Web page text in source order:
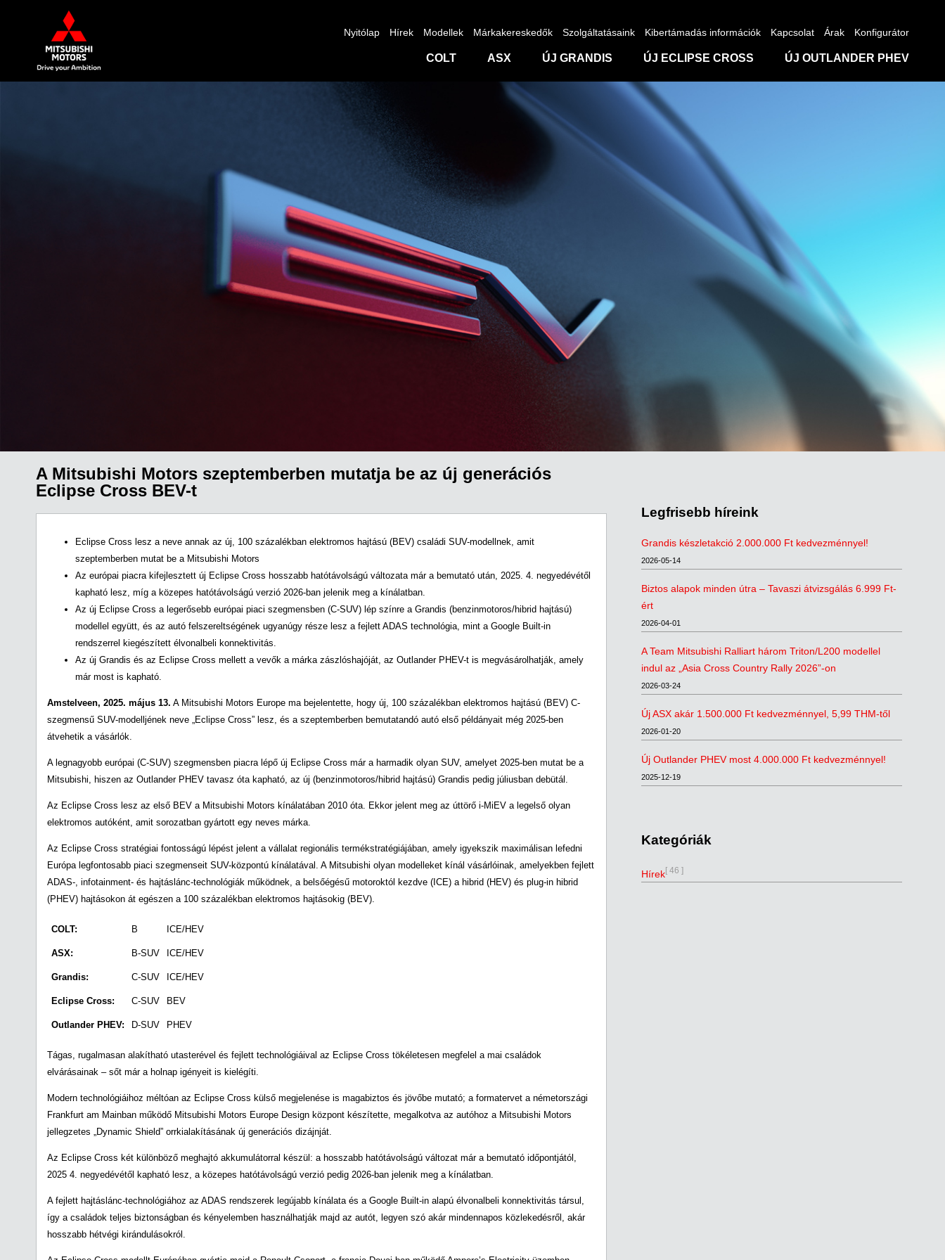
Nyitólap Hírek Modellek Márkakereskedők Szolgáltatásaink Kibertámadás információk Kapcsolat Árak Konfigurátor
COLT ASX ÚJ GRANDIS ÚJ ECLIPSE CROSS ÚJ OUTLANDER PHEV
A Mitsubishi Motors szeptemberben mutatja be az új generációs
Eclipse Cross BEV-t
Eclipse Cross lesz a neve annak az új, 100 százalékban elektromos hajtású (BEV) családi SUV-modellnek, amit
szeptemberben mutat be a Mitsubishi Motors
Az európai piacra kifejlesztett új Eclipse Cross hosszabb hatótávolságú változata már a bemutató után, 2025. 4. negyedévétől
kapható lesz, míg a közepes hatótávolságú verzió 2026-ban jelenik meg a kínálatban.
Az új Eclipse Cross a legerősebb európai piaci szegmensben (C-SUV) lép színre a Grandis (benzinmotoros/hibrid hajtású)
modellel együtt, és az autó felszereltségének ugyanúgy része lesz a fejlett ADAS technológia, mint a Google Built-in
rendszerrel kiegészített élvonalbeli konnektivitás.
Az új Grandis és az Eclipse Cross mellett a vevők a márka zászlóshajóját, az Outlander PHEV-t is megvásárolhatják, amely
már most is kapható.
Amstelveen, 2025. május 13. A Mitsubishi Motors Europe ma bejelentette, hogy új, 100 százalékban elektromos hajtású (BEV) C-
szegmensű SUV-modelljének neve „Eclipse Cross” lesz, és a szeptemberben bemutatandó autó első példányait még 2025-ben
átvehetik a vásárlók.
A legnagyobb európai (C-SUV) szegmensben piacra lépő új Eclipse Cross már a harmadik olyan SUV, amelyet 2025-ben mutat be a
Mitsubishi, hiszen az Outlander PHEV tavasz óta kapható, az új (benzinmotoros/hibrid hajtású) Grandis pedig júliusban debütál.
Az Eclipse Cross lesz az első BEV a Mitsubishi Motors kínálatában 2010 óta. Ekkor jelent meg az úttörő i-MiEV a legelső olyan
elektromos autóként, amit sorozatban gyártott egy neves márka.
Az Eclipse Cross stratégiai fontosságú lépést jelent a vállalat regionális termékstratégiájában, amely igyekszik maximálisan lefedni
Európa legfontosabb piaci szegmenseit SUV-központú kínálatával. A Mitsubishi olyan modelleket kínál vásárlóinak, amelyekben fejlett
ADAS-, infotainment- és hajtáslánc-technológiák működnek, a belsőégésű motoroktól kezdve (ICE) a hibrid (HEV) és plug-in hibrid
(PHEV) hajtásokon át egészen a 100 százalékban elektromos hajtásokig (BEV).
COLT: B ICE/HEV
ASX: B-SUV ICE/HEV
Grandis: C-SUV ICE/HEV
Eclipse Cross: C-SUV BEV
Outlander PHEV: D-SUV PHEV
Tágas, rugalmasan alakítható utasterével és fejlett technológiáival az Eclipse Cross tökéletesen megfelel a mai családok
elvárásainak – sőt már a holnap igényeit is kielégíti.
Modern technológiáihoz méltóan az Eclipse Cross külső megjelenése is magabiztos és jövőbe mutató; a formatervet a németországi
Frankfurt am Mainban működő Mitsubishi Motors Europe Design központ készítette, megalkotva az autóhoz a Mitsubishi Motors
jellegzetes „Dynamic Shield” orrkialakításának új generációs dizájnját.
Az Eclipse Cross két különböző meghajtó akkumulátorral készül: a hosszabb hatótávolságú változat már a bemutató időpontjától,
2025 4. negyedévétől kapható lesz, a közepes hatótávolságú verzió pedig 2026-ban jelenik meg a kínálatban.
A fejlett hajtáslánc-technológiához az ADAS rendszerek legújabb kínálata és a Google Built-in alapú élvonalbeli konnektivitás társul,
így a családok teljes biztonságban és kényelemben használhatják majd az autót, legyen szó akár mindennapos közlekedésről, akár
hosszabb hétvégi kirándulásokról.
Legfrisebb híreink
Grandis készletakció 2.000.000 Ft kedvezménnyel!
2026-05-14
Biztos alapok minden útra – Tavaszi átvizsgálás 6.999 Ft-
ért
2026-04-01
A Team Mitsubishi Ralliart három Triton/L200 modellel
indul az „Asia Cross Country Rally 2026”-on
2026-03-24
Új ASX akár 1.500.000 Ft kedvezménnyel, 5,99 THM-től
2026-01-20
Új Outlander PHEV most 4.000.000 Ft kedvezménnyel!
2025-12-19
Kategóriák
Hírek[ 46 ]